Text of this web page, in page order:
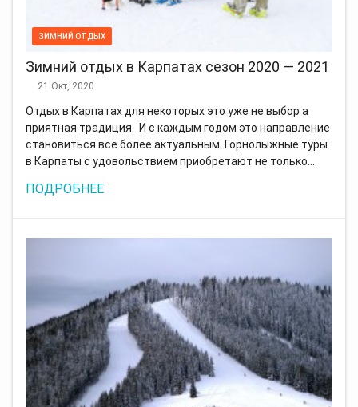
ЗИМНИЙ ОТДЫХ
Зимний отдых в Карпатах сезон 2020 — 2021
21 Окт, 2020
Отдых в Карпатах для некоторых это уже не выбор а
приятная традиция. И с каждым годом это направление
становиться все более актуальным. Горнолыжные туры
в Карпаты с удовольствием приобретают не только…
ПОДРОБНЕЕ